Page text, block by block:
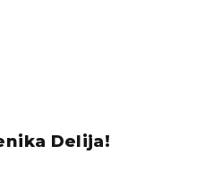
Delija!